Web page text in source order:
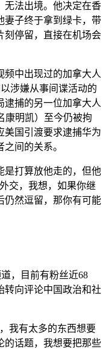
无法出境。他决定在香
妻子终于拿到绿卡，带
刻停留，直接在机场会
频中出现过的加拿大人
涉嫌从事间谍活动的
逮捕的另一位加拿大人
康明凯）至今仍被拘
美国引渡要求逮捕华为
间的关系。
是打算放他走的，但他
交，我想，如果你继
仍然逗留，那你有可能
，目前有粉丝近68
转向评论中国政治和社
我有太多的东西想要
的话题，我想要把那些